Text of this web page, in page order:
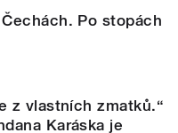
Po stopách
z vlastních zmatků.“
Karáska je